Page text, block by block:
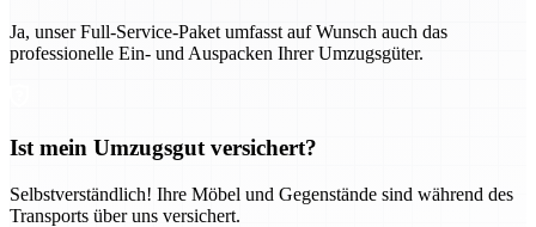
Ja, unser Full-Service-Paket umfasst auf Wunsch auch das
professionelle Ein- und Auspacken Ihrer Umzugsgüter.
Ist mein Umzugsgut versichert?
Selbstverständlich! Ihre Möbel und Gegenstände sind während des
Transports über uns versichert.